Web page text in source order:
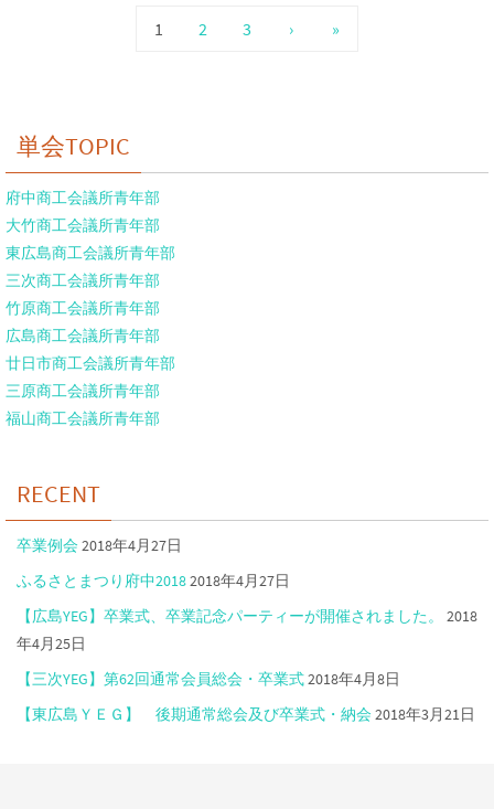
1 2 3 › »
単会TOPIC
府中商工会議所青年部
大竹商工会議所青年部
東広島商工会議所青年部
三次商工会議所青年部
竹原商工会議所青年部
広島商工会議所青年部
廿日市商工会議所青年部
三原商工会議所青年部
福山商工会議所青年部
RECENT
卒業例会2018年4月27日
ふるさとまつり府中20182018年4月27日
【広島YEG】卒業式、卒業記念パーティーが開催されました。
2018
年4月25日
【三次YEG】第62回通常会員総会・卒業式2018年4月8日
【東広島ＹＥＧ】 後期通常総会及び卒業式・納会2018年3月21日